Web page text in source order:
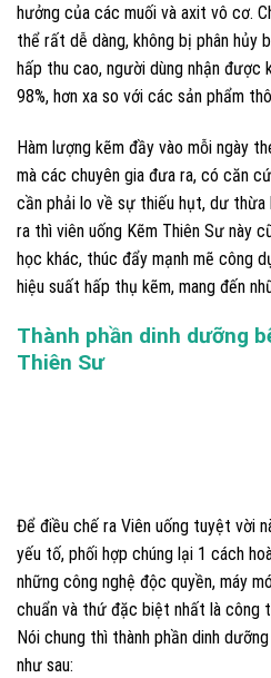
hưởng của các muối và axit vô cơ.
thể rất dễ dàng, không bị phân
hấp thu cao, người dùng nhận được
98%, hơn xa so với các sản phẩm
Hàm lượng kẽm đầy vào mỗi ngày
mà các chuyên gia đưa ra, có căn
cần phải lo về sự thiếu hụt, dư thừa
ra thì viên uống Kẽm Thiên Sư này
học khác, thúc đẩy mạnh mẽ công
hiệu suất hấp thụ kẽm, mang đến
Thành phần dinh dưỡng
Thiên Sư
Để điều chế ra Viên uống tuyệt vời
yếu tố, phối hợp chúng lại 1 cách
những công nghệ độc quyền, máy
chuẩn và thứ đặc biệt nhất là công
Nói chung thì thành phần dinh
như sau: